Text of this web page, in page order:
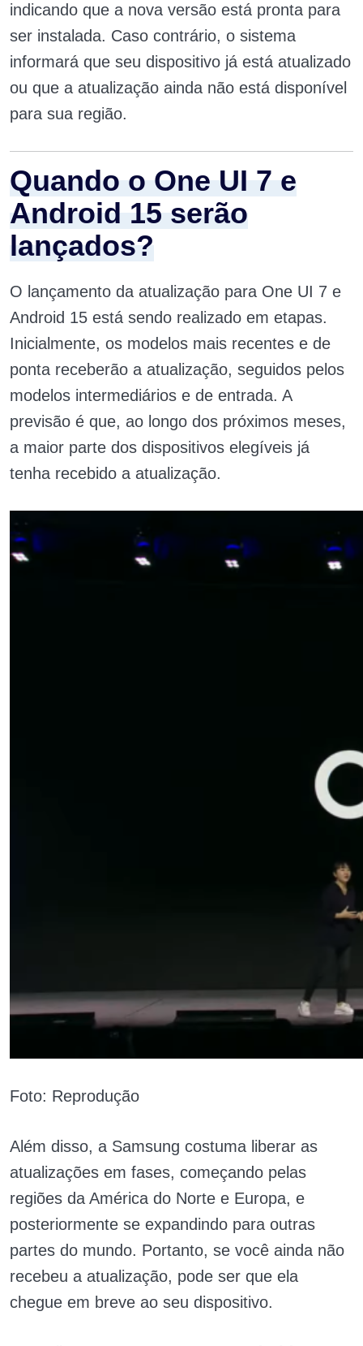
indicando que a nova versão está pronta para
ser instalada. Caso contrário, o sistema
informará que seu dispositivo já está atualizado
ou que a atualização ainda não está disponível
para sua região.
Quando o One UI 7 e
Android 15 serão
lançados?
O lançamento da atualização para One UI 7 e
Android 15 está sendo realizado em etapas.
Inicialmente, os modelos mais recentes e de
ponta receberão a atualização, seguidos pelos
modelos intermediários e de entrada. A
previsão é que, ao longo dos próximos meses,
a maior parte dos dispositivos elegíveis já
tenha recebido a atualização.
Foto: Reprodução
Além disso, a Samsung costuma liberar as
atualizações em fases, começando pelas
regiões da América do Norte e Europa, e
posteriormente se expandindo para outras
partes do mundo. Portanto, se você ainda não
recebeu a atualização, pode ser que ela
chegue em breve ao seu dispositivo.